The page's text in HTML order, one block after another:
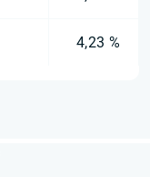
4,23 %